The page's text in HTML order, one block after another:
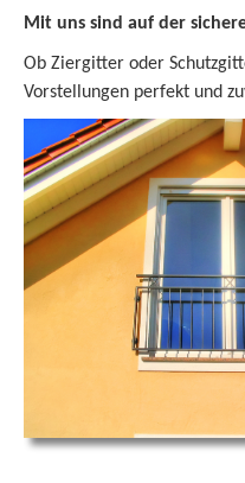
Mit uns sind auf der
Ob Ziergitter oder
Vorstellungen perfekt und